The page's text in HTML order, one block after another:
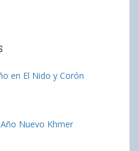
en El Nido y Corón
Nuevo Khmer